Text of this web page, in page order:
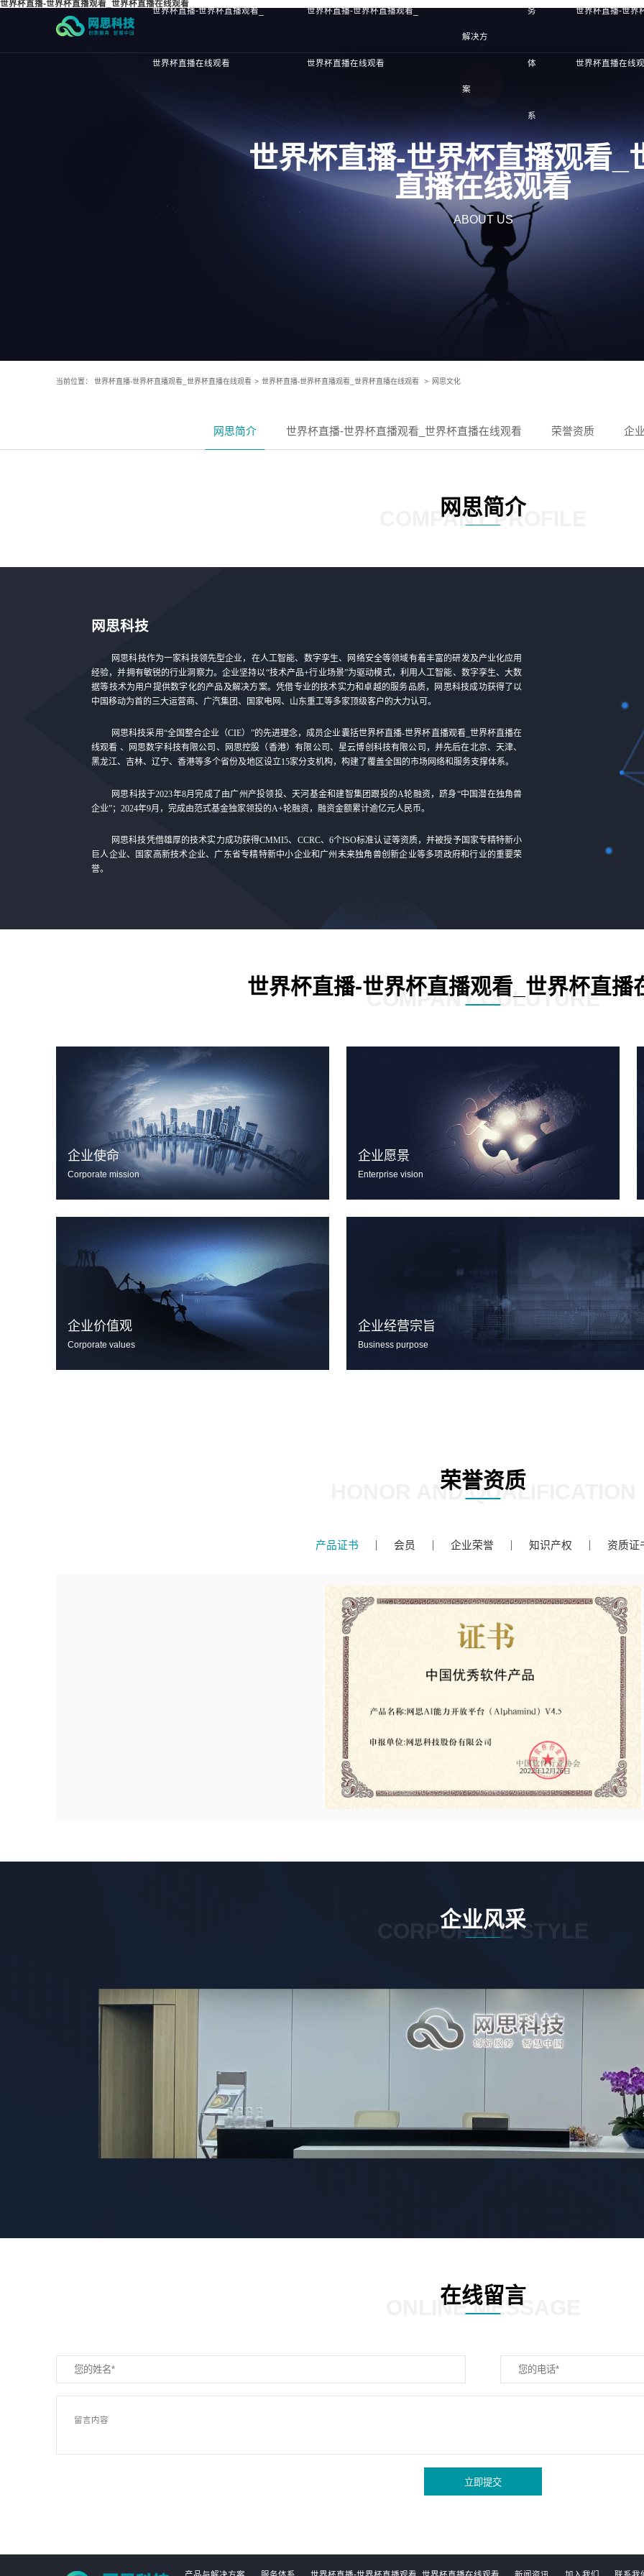
世界杯直播-世界杯直播观看_世界杯直播在线观看
世界杯直播-世界杯直播观看_
世界杯直播在线观看
世界杯直播-世界杯直播观看_
世界杯直播在线观看
解决方
案
务
体
系
世界杯直播-世界
世界杯直播在线
世界杯直播-世界杯直播观看_
直播在线观看
ABOUT US
当前位置： 世界杯直播-世界杯直播观看_世界杯直播在线观看 > 世界杯直播-世界杯直播观看_世界杯直播在线观看 > 网思文化
网思简介 世界杯直播-世界杯直播观看_世界杯直播在线观看 荣誉资质 企
网思简介
COMPANY PROFILE
网思科技
网思科技作为一家科技领先型企业，在人工智能、数字孪生、网络安全等领域有着丰富的研发及产业化应用
经验，并拥有敏锐的行业洞察力。企业坚持以“技术产品+行业场景”为驱动模式，利用人工智能、数字孪生、大数
据等技术为用户提供数字化的产品及解决方案。凭借专业的技术实力和卓越的服务品质，网思科技成功获得了以
中国移动为首的三大运营商、广汽集团、国家电网、山东重工等多家顶级客户的大力认可。
网思科技采用“全国整合企业（CIE）”的先进理念，成员企业囊括世界杯直播-世界杯直播观看_世界杯直播在
线观看 、网思数字科技有限公司、网思控股（香港）有限公司、星云博创科技有限公司，并先后在北京、天津、
黑龙江、吉林、辽宁、香港等多个省份及地区设立15家分支机构，构建了覆盖全国的市场网络和服务支撑体系。
网思科技于2023年8月完成了由广州产投领投、天河基金和建智集团跟投的A轮融资，跻身“中国潜在独角兽
企业”；2024年9月，完成由范式基金独家领投的A+轮融资，融资金额累计逾亿元人民币。
网思科技凭借雄厚的技术实力成功获得CMMI5、CCRC、6个ISO标准认证等资质，并被授予国家专精特新小
巨人企业、国家高新技术企业、广东省专精特新中小企业和广州未来独角兽创新企业等多项政府和行业的重要荣
誉。
世界杯直播-世界杯直播观看_世界杯直播
COMPANY CULUTURE
企业使命
Corporate mission
企业愿景
Enterprise vision
企业价值观
Corporate values
企业经营宗旨
Business purpose
荣誉资质
HONOR AND QUALIFICATION
产品证书 会员 企业荣誉 知识产权 资质证
企业风采
CORPORATE STYLE
在线留言
ONLINE MESSAGE
立即提交